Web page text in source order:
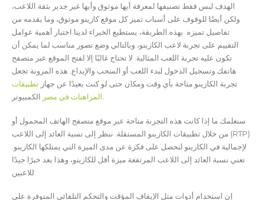
الهدف ليس فقط تصنيفها لمعرفة أيها موثوق وأيها غير جدير بثقة اللاعب،
ولكن أيضًا للوقوف على أسباب تميز كل موقع كازينو موثوق، وما يقدمه من
تفاصيل تميزه. بهذه الطريقة، يستطيع الخبراء لدينا اختبار أهمية عوامل
التقييم على تجربة لاعب الكازينو، وبالتالي وضع تصور مناسب لما يمكن أن
تكون عليه تجربة اللعب المثالية. لا تحتاج غالبًا إلا لفتح الموقع عبر متصفح
هاتفك وتسجيل الدخول لبدء اللعب أو السحب والإيداع. هذه المرونة تجعل
تجربة الكازينو متاحة بأي وقت ومكان حتى لو كنت بعيدًا عن جهاز تطبيقات
المراهنات في مصر
سنعلمك ما إذا كانت هذه التجربة متاحة عبر موقع متصفح الهاتف المحمول أو
من خلال تطبيقات الكازينو المستقلة. ننظر إلى نسبة العائد إلى اللاعب (RTP)
لإجمالية في الكازينو لنحصل على فكرة عن مدى الميزة التي يمتلكها الكازينو.
تعني نسبة العائد إلى اللاعب المرتفعة ميزة أقل للكازينو، وهذا يعد خبرًا جيدًا
إن استخدام أدوات مثل الإيقاف المؤقت والتحكم التلقائي المتوفرة على